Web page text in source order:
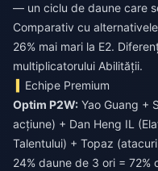
— un ciclu de daune care
Comparativ cu
26% mai mari la E2.
multiplicatorului Abilității.
Echipe Premium
Optim P2W: Yao Guang +
acțiune) + Dan Heng IL
Talentului) + Topaz
24% daune de 3 ori = 72%